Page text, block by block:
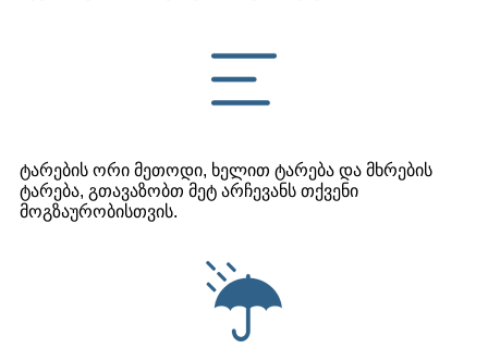
ტარების ორი მეთოდი, ხელით ტარება და მხრების
ტარება, გთავაზობთ მეტ არჩევანს თქვენი
მოგზაურობისთვის.